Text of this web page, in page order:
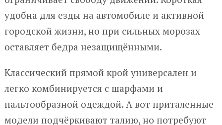
удобна для езды на автомобиле и активной
городской жизни, но при сильных морозах
оставляет бедра незащищёнными.
Классический прямой крой универсален и
легко комбинируется с шарфами и
пальтообразной одеждой. А вот приталенные
модели подчёркивают талию, но потребуют